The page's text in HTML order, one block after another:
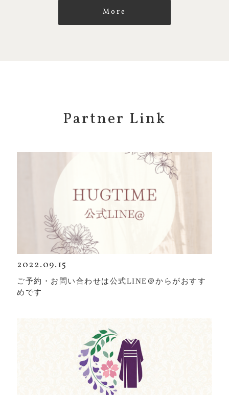
More
Partner Link
2022.09.15
ご予約・お問い合わせは公式LINE＠からがおすす
めです